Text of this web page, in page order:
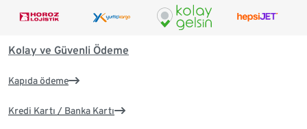
Kolay ve Güvenli Ödeme
Kapıda ödeme
Kredi Kartı / Banka Kartı